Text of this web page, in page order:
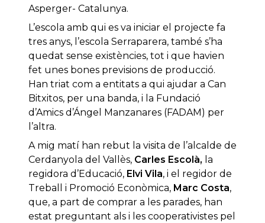
Asperger- Catalunya.
L’escola amb qui es va iniciar el projecte fa
tres anys, l’escola Serraparera, també s’ha
quedat sense existències, tot i que havien
fet unes bones previsions de producció.
Han triat com a entitats a qui ajudar a Can
Bitxitos, per una banda, i la Fundació
d’Amics d’Ángel Manzanares (FADAM) per
l’altra.
A mig matí han rebut la visita de l’alcalde de
Cerdanyola del Vallès, Carles Escolà, la
regidora d’Educació, Elvi Vila, i el regidor de
Treball i Promoció Econòmica, Marc Costa,
que, a part de comprar a les parades, han
estat preguntant als i les cooperativistes pel